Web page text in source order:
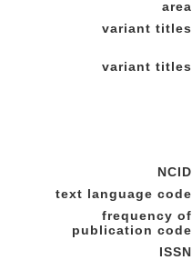
area
variant titles
variant titles
NCID
text language code
frequency of
publication code
ISSN